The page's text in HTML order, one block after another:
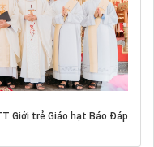
Giới trẻ Giáo hạt Báo Đáp